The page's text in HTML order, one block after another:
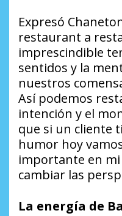
Expresó
restaurant a
imprescindible
sentidos y la
nuestros
Así podemos
intención y el
que si un cliente
humor hoy
importante en
cambiar las
La energía de